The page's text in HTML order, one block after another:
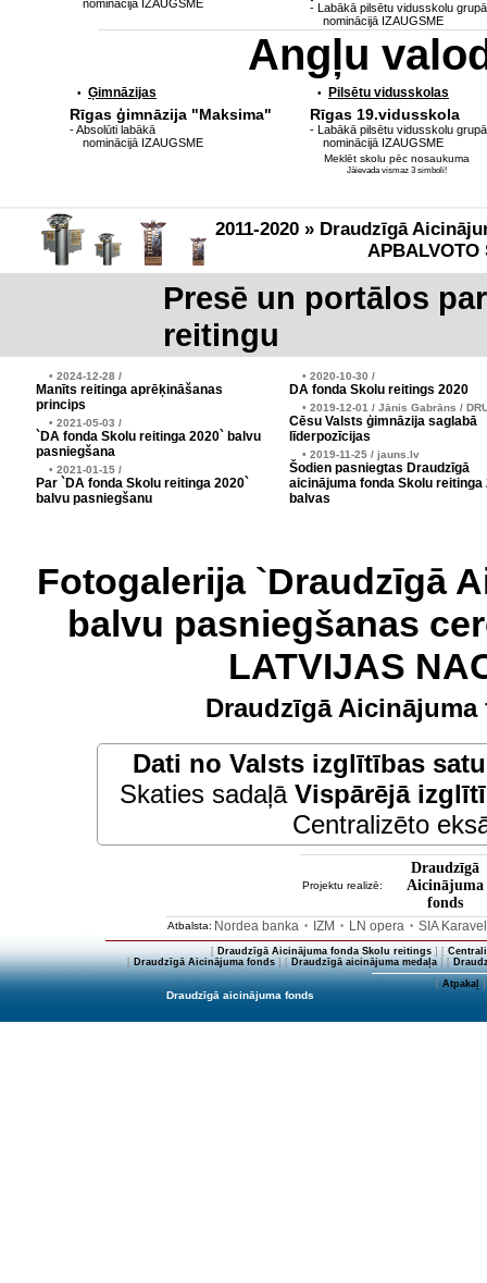
nominācijā IZAUGSME
- Labākā pilsētu vidusskolu grupā
nominācijā IZAUGSME
Angļu
• Ģimnāzijas
Rīgas ģimnāzija "Maksima"
- Absolūti labākā
nominācijā IZAUGSME
• Pilsētu vidusskolas
Rīgas 19.vidusskola
- Labākā pilsētu vidusskolu grupā
nominācijā IZAUGSME
Meklēt skolu pēc nosaukuma
Jāievada vismaz 3 simboli!
2011-2020 » Draudzīgā
APBALVOTO
Presē un portālos
reitingu
• 2024-12-28 /
Manīts reitinga aprēķināšanas
princips
• 2021-05-03 /
`DA fonda Skolu reitinga 2020` balvu
pasniegšana
• 2021-01-15 /
Par `DA fonda Skolu reitinga 2020`
balvu pasniegšanu
• 2020-10-30 /
DA fonda Skolu reitings 2020
• 2019-12-01 / Jānis Gabrāns /
Cēsu Valsts ģimnāzija saglabā
līderpozīcijas
• 2019-11-25 / jauns.lv
Šodien pasniegtas Draudzīgā
aicinājuma fonda Skolu reitinga
balvas
Fotogalerija `Draudzīgā
balvu pasniegšanas
LATVIJAS
Draudzīgā
Dati no Valsts izglītības
Skaties sadaļā Vispārējā
Centralizēto
Projektu realizē:
Draudzīgā
Aicinājuma
fonds
Atbalsta: Nordea banka • IZM • LN opera • SIA
[ Draudzīgā Aicinājuma fonda Skolu reitings] [
[Draudzīgā Aicinājuma fonds] [Draudzīgā aicinājuma medaļa] [
[Atpakaļ]
Draudzīgā aicinājuma fonds